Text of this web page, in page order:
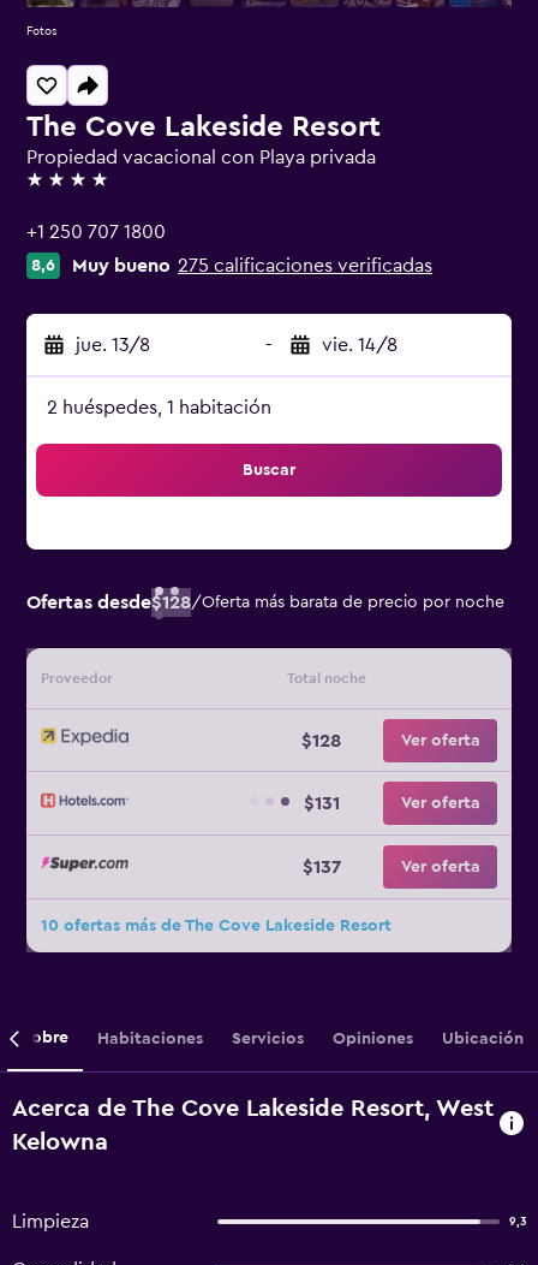
The Cove Lakeside Resort
Propiedad vacacional con Playa privada
4 estrellas
+1 250 707 1800
8,6 Muy bueno 275 calificaciones verificadas
jue. 13/8 - vie. 14/8
2 huéspedes, 1 habitación
Buscar
Ofertas desde$128/Oferta más barata de precio por noche
Proveedor Total noche
$128 Ver oferta
$131 Ver oferta
$137 Ver oferta
10 ofertas más de The Cove Lakeside Resort
Fotos
Sobre Habitaciones Servicios Opiniones Ubicación
Acerca de The Cove Lakeside Resort, West
Kelowna
Limpieza 9,3